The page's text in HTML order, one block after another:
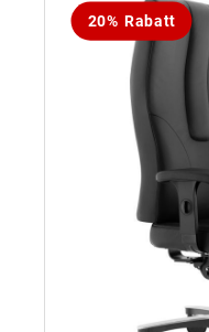
20% Rabatt